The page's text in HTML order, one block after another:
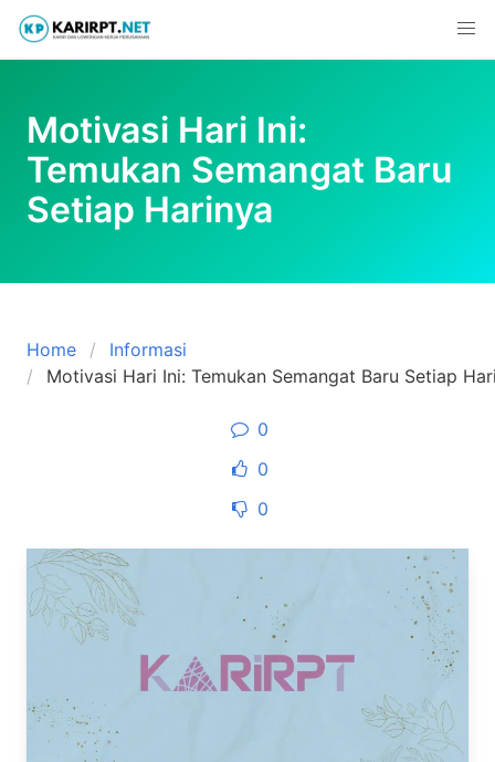
Skip
content
Motivasi Hari Ini:
Temukan Semangat Baru
Setiap Harinya
Home
Informasi
Motivasi Hari Ini: Temukan Semangat Baru Setiap
0
0
0